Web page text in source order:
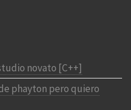
novato [C++]
phayton pero quiero